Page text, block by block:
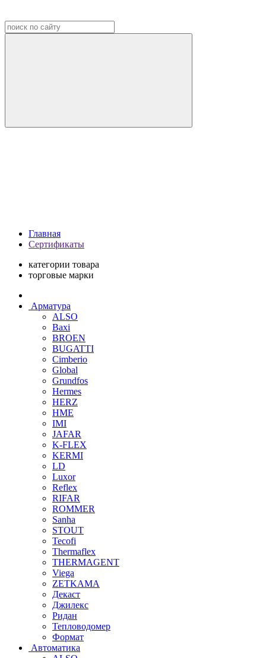
Главная
Сертификаты
категории товара
торговые марки
Арматура
ALSO
Baxi
BROEN
BUGATTI
Cimberio
Global
Grundfos
Hermes
HERZ
HME
IMI
JAFAR
K-FLEX
KERMI
LD
Luxor
Reflex
RIFAR
ROMMER
Sanha
STOUT
Tecofi
Thermaflex
THERMAGENT
Viega
ZETKAMA
Декаст
Джилекс
Ридан
Тепловодомер
Формат
Автоматика